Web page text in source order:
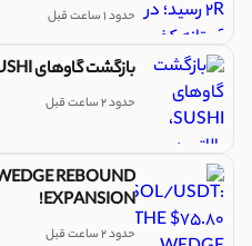
حدود 1 ساعت قبل
بازگشت گاوهای SUSHI، بالاترین سطح بعدی؟
حدود 2 ساعت قبل
REBOUND
EXPANSION!
حدود 2 ساعت قبل